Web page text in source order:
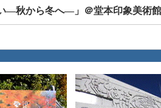
―秋から冬へ―」＠堂本印象美術